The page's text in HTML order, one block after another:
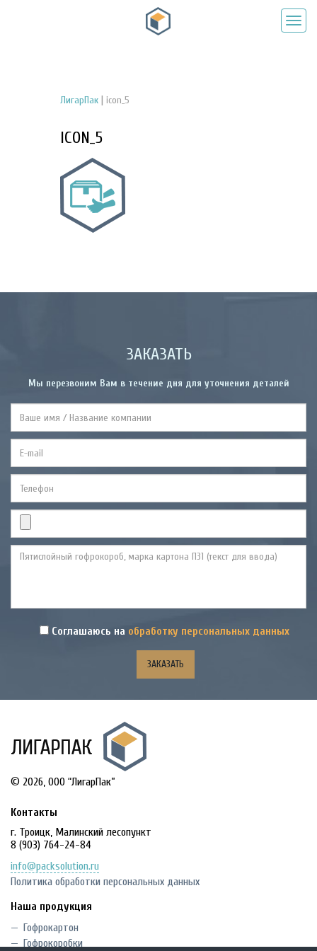
ЛигарПак | icon_5
ICON_5
ЗАКАЗАТЬ
Мы перезвоним Вам в течение дня для уточнения деталей
Соглашаюсь на обработку персональных данных
© 2026, OOO “ЛигарПак”
Контакты
г. Троицк, Малинский лесопункт
8 (903) 764-24-84
info@packsolution.ru
Политика обработки персональных данных
Наша продукция
Гофрокартон
Гофрокоробки